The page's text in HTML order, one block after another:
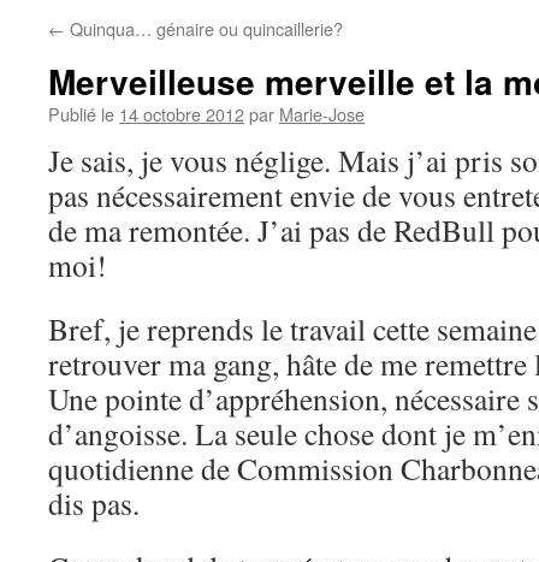
← Quinqua… génaire ou quincaillerie?
Merveilleuse merveille et la
Publié le 14 octobre 2012par Marie-Jose
Je sais, je vous néglige. Mais j’ai pris
pas nécessairement envie de vous
de ma remontée. J’ai pas de RedBull
moi!
Bref, je reprends le travail cette
retrouver ma gang, hâte de me remettre
Une pointe d’appréhension,
d’angoisse. La seule chose dont je
quotidienne de Commission
dis pas.